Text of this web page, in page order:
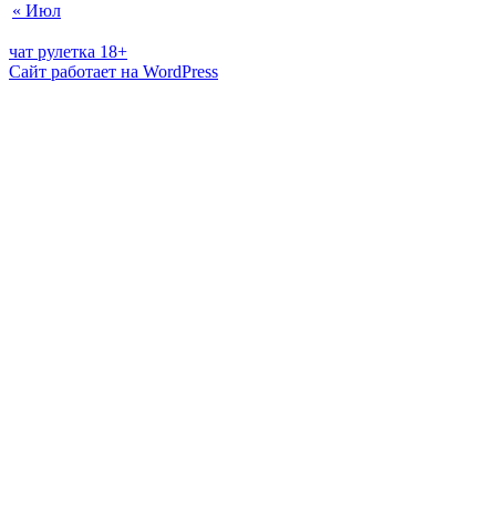
« Июл
чат рулетка 18+
Сайт работает на WordPress